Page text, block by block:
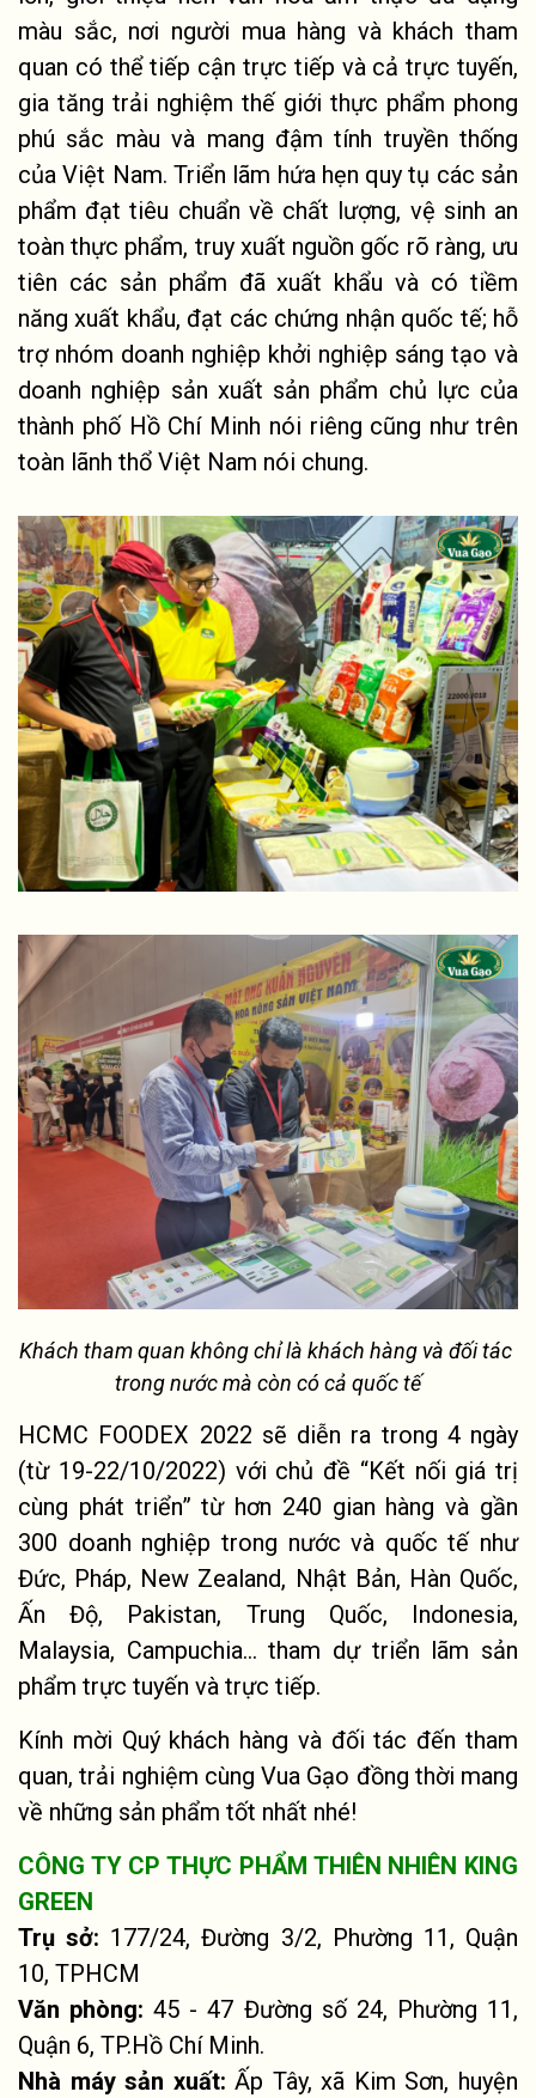
màu sắc, nơi người mua hàng và khách tham
quan có thể tiếp cận trực tiếp và cả trực tuyến,
gia tăng trải nghiệm thế giới thực phẩm phong
phú sắc màu và mang đậm tính truyền thống
của Việt Nam. Triển lãm hứa hẹn quy tụ các sản
phẩm đạt tiêu chuẩn về chất lượng, vệ sinh an
toàn thực phẩm, truy xuất nguồn gốc rõ ràng, ưu
tiên các sản phẩm đã xuất khẩu và có tiềm
năng xuất khẩu, đạt các chứng nhận quốc tế; hỗ
trợ nhóm doanh nghiệp khởi nghiệp sáng tạo và
doanh nghiệp sản xuất sản phẩm chủ lực của
thành phố Hồ Chí Minh nói riêng cũng như trên
toàn lãnh thổ Việt Nam nói chung.
Khách tham quan không chỉ là khách hàng và đối tác
trong nước mà còn có cả quốc tế
HCMC FOODEX 2022 sẽ diễn ra trong 4 ngày
(từ 19-22/10/2022) với chủ đề “Kết nối giá trị
cùng phát triển” từ hơn 240 gian hàng và gần
300 doanh nghiệp trong nước và quốc tế như
Đức, Pháp, New Zealand, Nhật Bản, Hàn Quốc,
Ấn Độ, Pakistan, Trung Quốc, Indonesia,
Malaysia, Campuchia... tham dự triển lãm sản
phẩm trực tuyến và trực tiếp.
Kính mời Quý khách hàng và đối tác đến tham
quan, trải nghiệm cùng Vua Gạo đồng thời mang
về những sản phẩm tốt nhất nhé!
CÔNG TY CP THỰC PHẨM THIÊN NHIÊN KING
GREEN
Trụ sở: 177/24, Đường 3/2, Phường 11, Quận
10, TPHCM
Văn phòng: 45 - 47 Đường số 24, Phường 11,
Quận 6, TP.Hồ Chí Minh.
Nhà máy sản xuất: Ấp Tây, xã Kim Sơn, huyện